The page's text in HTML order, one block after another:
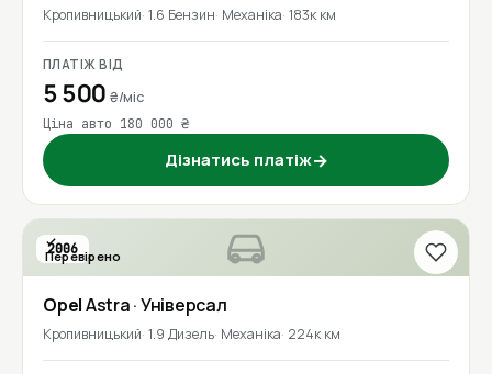
Кропивницький 1.6 Бензин Механіка 183к км
ПЛАТІЖ ВІД
5 500₴/міс
Ціна авто 180 000 ₴
Дізнатись платіж→
2006
Перевірено
OpelAstra· Універсал
Кропивницький 1.9 Дизель Механіка 224к км